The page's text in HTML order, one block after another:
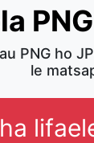
PNG ho
le